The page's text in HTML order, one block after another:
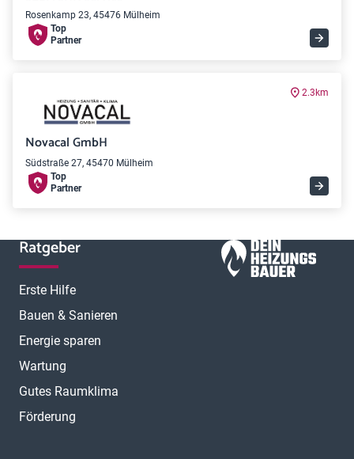
Rosenkamp 23, 45476 Mülheim
Top
Partner
2.3km
Novacal GmbH
Südstraße 27, 45470 Mülheim
Top
Partner
Ratgeber
Erste Hilfe
Bauen & Sanieren
Energie sparen
Wartung
Gutes Raumklima
Förderung